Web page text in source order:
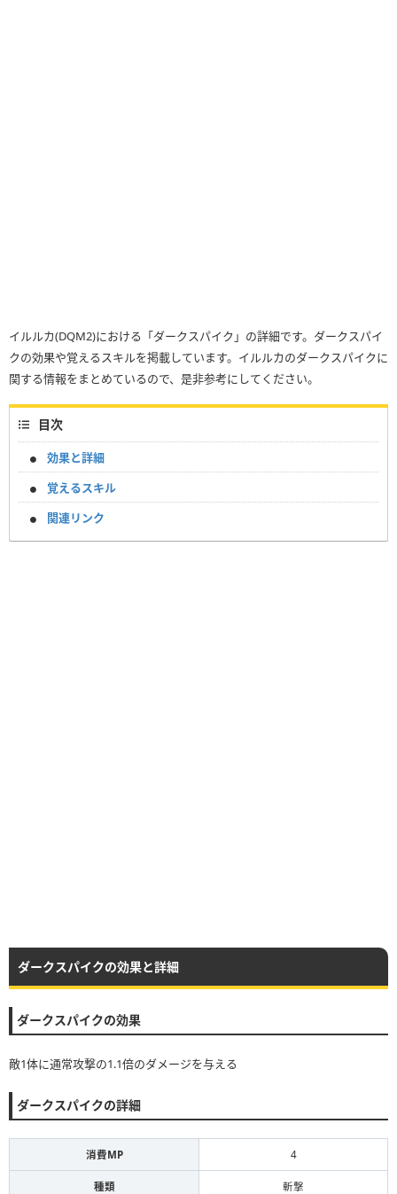
イルルカ(DQM2)における「ダークスパイク」の詳細です。ダークスパイ
クの効果や覚えるスキルを掲載しています。イルルカのダークスパイクに
関する情報をまとめているので、是非参考にしてください。
目次
効果と詳細
覚えるスキル
関連リンク
ダークスパイクの効果と詳細
ダークスパイクの効果
敵1体に通常攻撃の1.1倍のダメージを与える
ダークスパイクの詳細
消費MP 4
種類 斬撃